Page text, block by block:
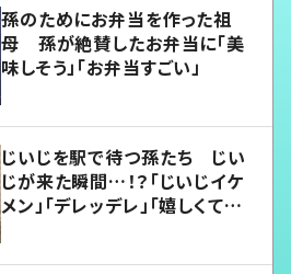
孫のためにお弁当を作った祖
母 孫が絶賛したお弁当に「美
味しそう」「お弁当すごい」
じいじを駅で待つ孫たち じい
じが来た瞬間…！？「じいじイケ
メン」「デレッデレ」「嬉しくて可